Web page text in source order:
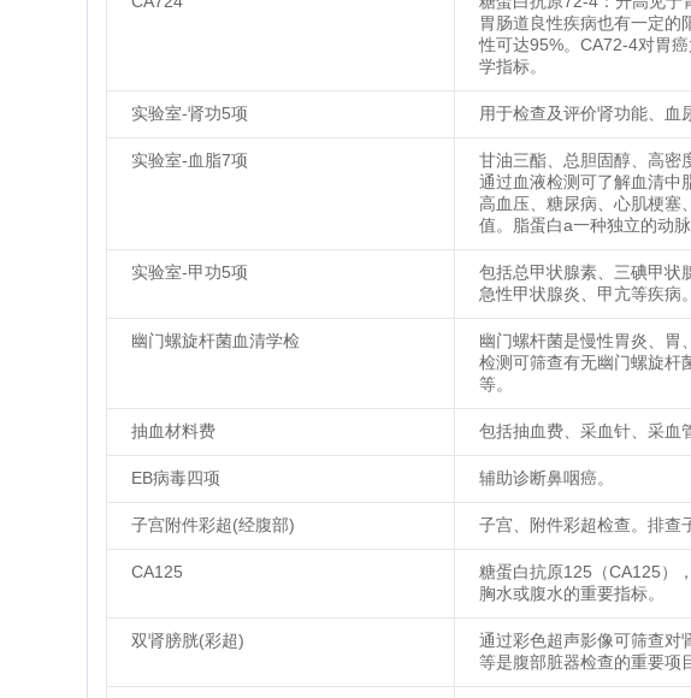
胃肠道良性疾病也有一定的
性可达95%。CA72-4对胃
学指标。
实验室-肾功5项 用于检查及评价肾功能、血
实验室-血脂7项
甘油三酯、总胆固醇、高密
通过血液检测可了解血清中
高血压、糖尿病、心肌梗塞
值。脂蛋白a一种独立的动
实验室-甲功5项
包括总甲状腺素、三碘甲状
急性甲状腺炎、甲亢等疾病。
幽门螺旋杆菌血清学检
幽门螺杆菌是慢性胃炎、胃
检测可筛查有无幽门螺旋杆
等。
抽血材料费 包括抽血费、采血针、采血
EB病毒四项 辅助诊断鼻咽癌。
子宫附件彩超(经腹部) 子宫、附件彩超检查。排查
CA125
糖蛋白抗原125（CA125）
胸水或腹水的重要指标。
双肾膀胱(彩超)
通过彩色超声影像可筛查对
等是腹部脏器检查的重要项